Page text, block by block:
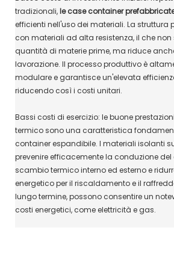
tradizionali,le case container
efficienti nell'uso dei materiali. La struttura
con materiali ad alta resistenza, il che non
quantità di materie prime, ma riduce
lavorazione. Il processo produttivo è
modulare e garantisce un'elevata
riducendo così i costi unitari.
Bassi costi di esercizio: le buone
termico sono una caratteristica
container espandibile. I materiali isolanti
prevenire efficacemente la conduzione del
scambio termico interno ed esterno e
energetico per il riscaldamento e il
lungo termine, possono consentire un
costi energetici, come elettricità e gas.